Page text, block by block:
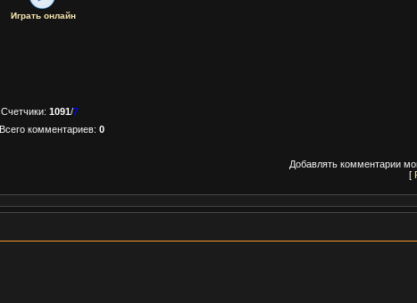
Играть онлайн
Счетчики: 1091/7
Всего комментариев: 0
Добавлять комментарии
[